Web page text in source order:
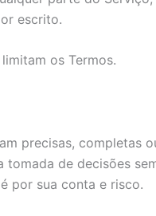
escrito.
os Termos.
precisas, completas
de decisões
por sua conta e risco.